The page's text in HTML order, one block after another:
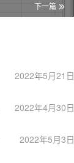
下一篇
2022年5月21日
2022年4月30日
2022年5月3日